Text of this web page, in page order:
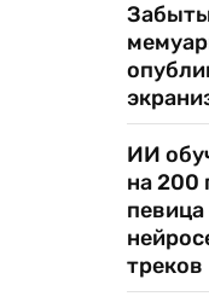
ИИ
на 200
треков